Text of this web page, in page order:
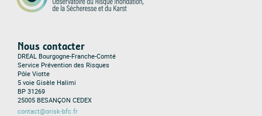
Nous contacter
DREAL Bourgogne-Franche-Comté
Service Prévention des Risques
Pôle Viotte
5 voie Gisèle Halimi
BP 31269
25005 BESANÇON CEDEX
contact@orisk-bfc.fr